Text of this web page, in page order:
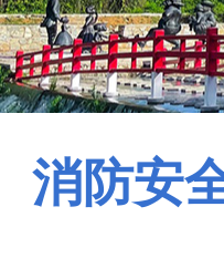
消防安